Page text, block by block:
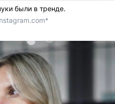
были в тренде.